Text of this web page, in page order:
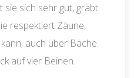
sie sich sehr gut, gräbt
respektiert Zäune,
auch über Bäche.
auf vier Beinen.